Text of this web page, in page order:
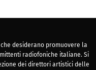
desiderano promuovere la
radiofoniche italiane. Si
dei direttori artistici delle